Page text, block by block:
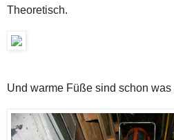
Theoretisch.
Und warme Füße sind schon was